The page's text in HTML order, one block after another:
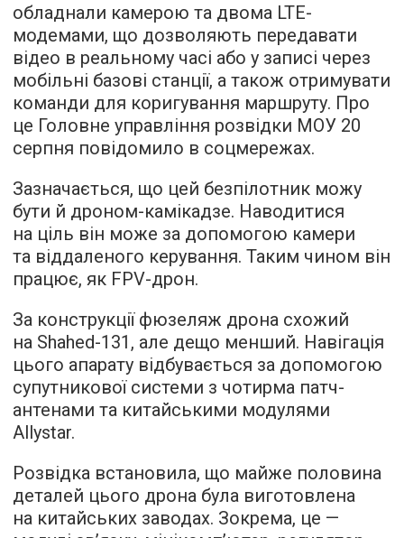
обладнали камерою та двома LTE-
модемами, що дозволяють передавати
відео в реальному часі або у записі через
мобільні базові станції, а також отримувати
команди для коригування маршруту. Про
це Головне управління розвідки МОУ 20
серпня повідомило в соцмережах.
Зазначається, що цей безпілотник можу
бути й дроном-камікадзе. Наводитися
на ціль він може за допомогою камери
та віддаленого керування. Таким чином він
працює, як FPV-дрон.
За конструкції фюзеляж дрона схожий
на Shahed-131, але дещо менший. Навігація
цього апарату відбувається за допомогою
супутникової системи з чотирма патч-
антенами та китайськими модулями
Allystar.
Розвідка встановила, що майже половина
деталей цього дрона була виготовлена
на китайських заводах. Зокрема, це —